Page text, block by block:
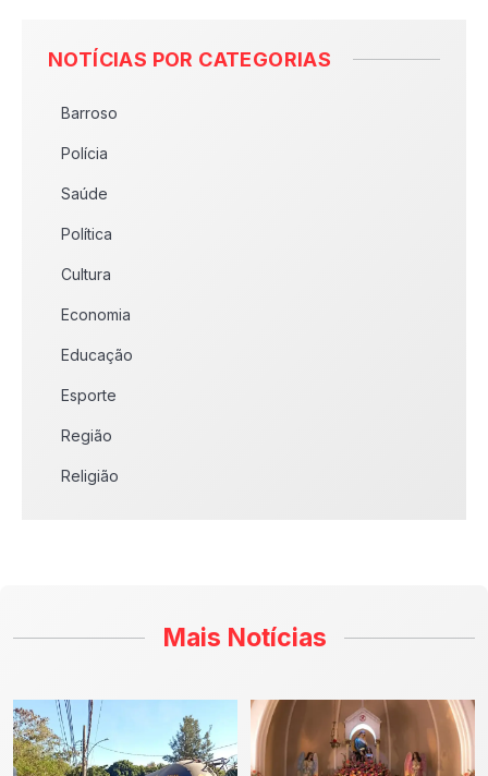
NOTÍCIAS POR CATEGORIAS
Barroso
Polícia
Saúde
Política
Cultura
Economia
Educação
Esporte
Região
Religião
Mais Notícias